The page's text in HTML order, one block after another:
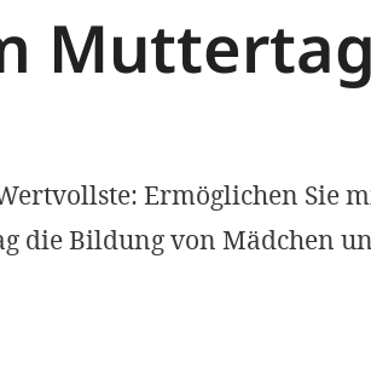
Muttertag
Ermöglichen Sie
die Bildung von Mädchen